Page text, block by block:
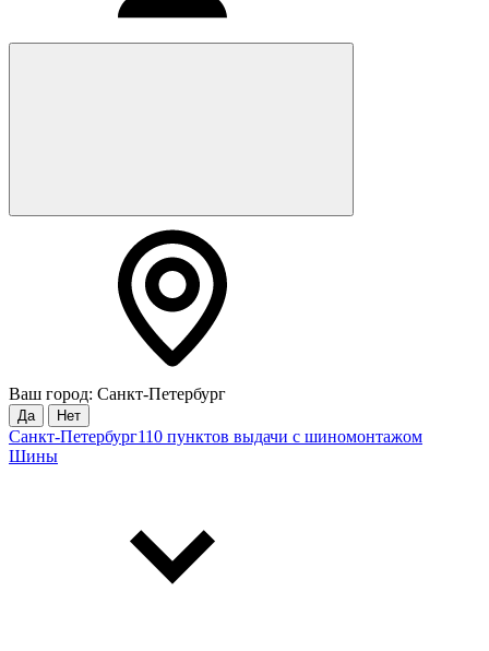
Ваш город: Санкт-Петербург
Да Нет
Санкт-Петербург110 пунктов выдачи с шиномонтажом
Шины